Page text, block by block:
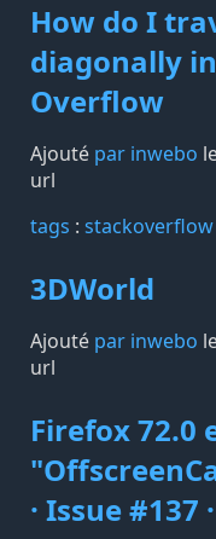
How do I
diagonally
Overflow
Ajouté par inwebo
url
tags️ : stackoverflow
3DWorld
Ajouté par inwebo
url
Firefox 72.0
· Issue #137 ·